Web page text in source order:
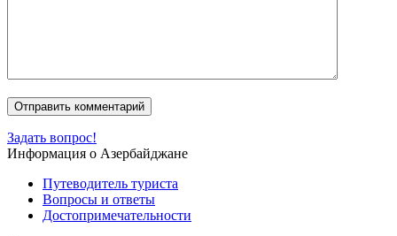
Задать вопрос!
Информация о Азербайджане
Путеводитель туриста
Вопросы и ответы
Достопримечательности